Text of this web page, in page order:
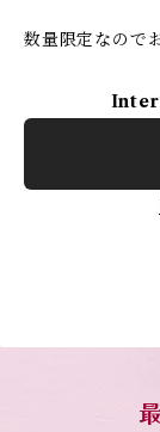
数量限定なので